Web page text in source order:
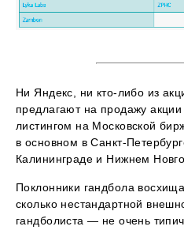
Ни Яндекс, ни кто-либо из
предлагают на продажу
листингом на Московской
в основном в Санкт-
Калининграде и Нижнем
Поклонники гандбола
сколько нестандартной
гандболиста — не очень